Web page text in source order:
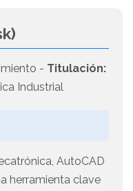
- Titulación:
Industrial
AutoCAD
herramienta clave